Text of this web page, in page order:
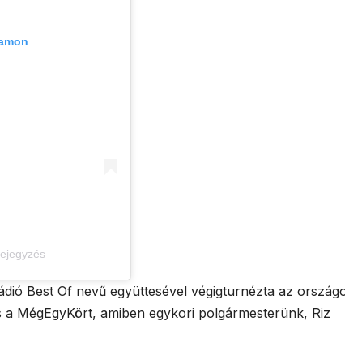
Best Of nevű együttesével végigturnézta az
MégEgyKört, amiben egykori polgármesterünk, Riz